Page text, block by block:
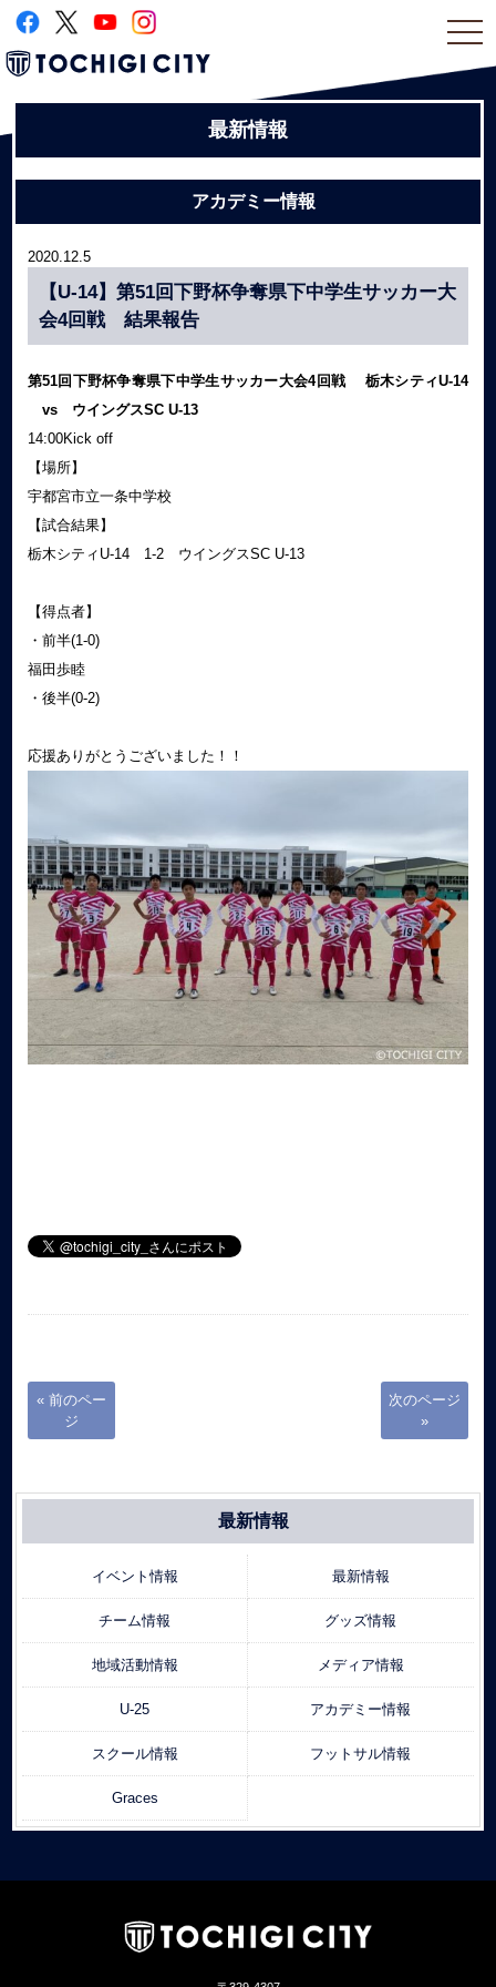
最新情報
アカデミー情報
2020.12.5
【U-14】第51回下野杯争奪県下中学生サッカー大
会4回戦 結果報告
第51回下野杯争奪県下中学生サッカー大会4回戦 栃木シティU-14
vs ウイングスSC U-13
14:00Kick off
【場所】
宇都宮市立一条中学校
【試合結果】
栃木シティU-14 1-2 ウイングスSC U-13
【得点者】
・前半(1-0)
福田歩睦
・後半(0-2)
応援ありがとうございました！！
« 前のペー
ジ
次のページ
»
最新情報
イベント情報 最新情報
チーム情報 グッズ情報
地域活動情報 メディア情報
U-25 アカデミー情報
スクール情報 フットサル情報
Graces